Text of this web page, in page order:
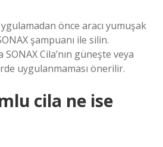
önce aracı yumuşak
şampuanı ile silin.
Cila’nın güneşte veya
uygulanmaması önerilir.
cila ne ise